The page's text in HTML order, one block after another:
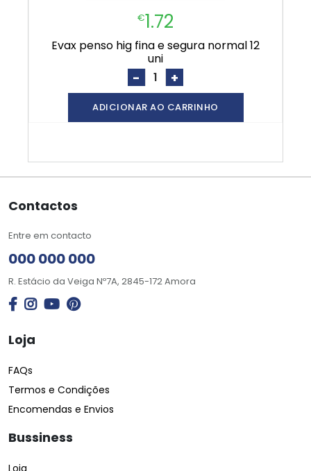
€1.72
evax penso hig fina e segura normal 12
uni
- +
ADICIONAR AO CARRINHO
Contactos
Entre em contacto
000 000 000
R. Estácio da Veiga Nº7A, 2845-172 Amora
Loja
FAQs
Termos e Condições
Encomendas e Envios
Bussiness
Loja